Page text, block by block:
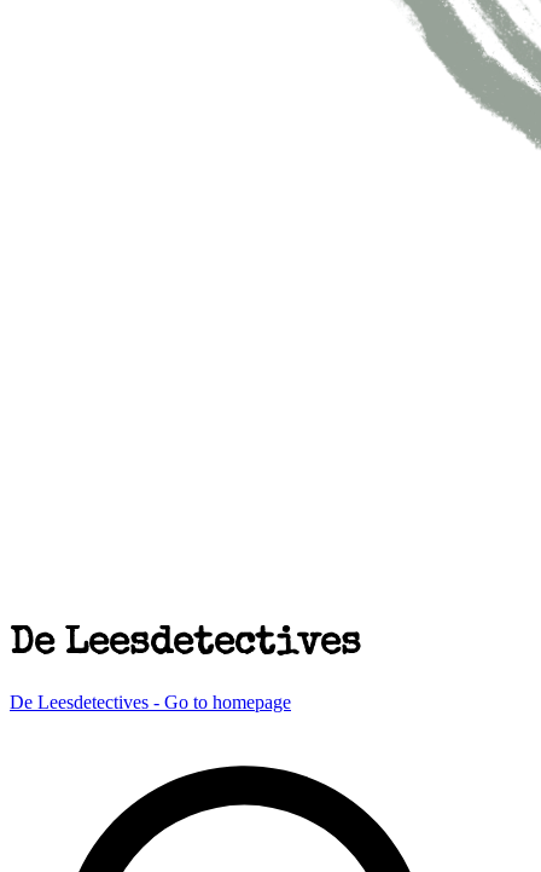
De Leesdetectives
De Leesdetectives - Go to homepage